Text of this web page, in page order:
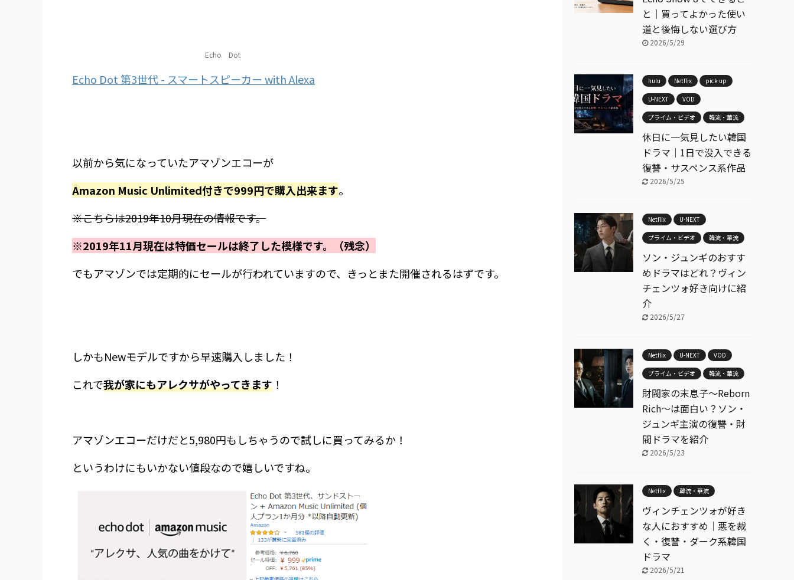
Echo Dot
Echo Dot 第3世代 - スマートスピーカー with Alexa
以前から気になっていたアマゾンエコーが
Amazon Music Unlimited付きで999円で購入出来ます。
※こちらは2019年10月現在の情報です。
※2019年11月現在は特価セールは終了した模様です。（残念）
でもアマゾンでは定期的にセールが行われていますので、きっとまた開催されるはずです。
しかもNewモデルですから早速購入しました！
これで我が家にもアレクサがやってきます ！
アマゾンエコーだけだと5,980円もしちゃうので試しに買ってみるか！
というわけにもいかない値段なので嬉しいですね。
と｜買ってよかった使い
道と後悔しない選び方
2026/5/29
hulu Netflix pick up
U-NEXT VOD
プライム・ビデオ 韓流・華流
休日に一気見したい韓国
ドラマ｜1日で没入できる
復讐・サスペンス系作品
2026/5/25
Netflix U-NEXT
プライム・ビデオ 韓流・華流
ソン・ジュンギのおすす
めドラマはどれ？ヴィン
チェンツォ好き向けに紹
介
2026/5/27
Netflix U-NEXT VOD
プライム・ビデオ 韓流・華流
財閥家の末息子〜Reborn
Rich〜は面白い？ソン・
ジュンギ主演の復讐・財
閥ドラマを紹介
2026/5/23
Netflix 韓流・華流
ヴィンチェンツォが好き
な人におすすめ｜悪を裁
く・復讐・ダーク系韓国
ドラマ
2026/5/21